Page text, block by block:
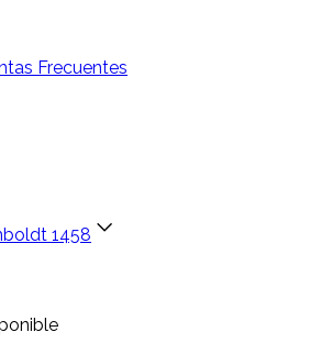
Frecuentes
1458